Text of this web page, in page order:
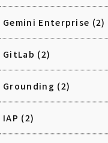
Gemini Enterprise (2)
GitLab (2)
Grounding (2)
IAP (2)